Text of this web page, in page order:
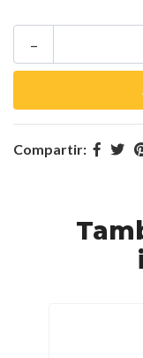
-
Compartir: